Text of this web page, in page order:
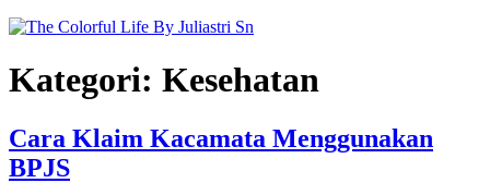
Kategori: Kesehatan
Cara Klaim Kacamata Menggunakan
BPJS